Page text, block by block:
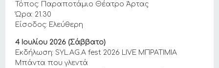
Τόπος: Παραποτάμιο Θέατρο Άρτας
Ώρα: 21.30
Είσοδος: Ελεύθερη
4 Ιουλίου 2026 (Σάββατο)
Εκδήλωση: SYL.AG.A fest 2026 LIVE ΜΠΡΑΤΙΜΙΑ
Μπάντα που γλεντά